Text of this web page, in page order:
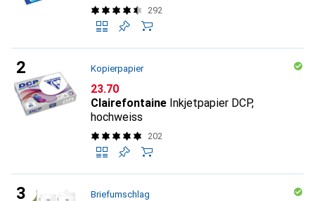
292
Kopierpapier
CHF
23.70
Clairefontaine Inkjetpapier DCP,
hochweiss
202
Briefumschlag